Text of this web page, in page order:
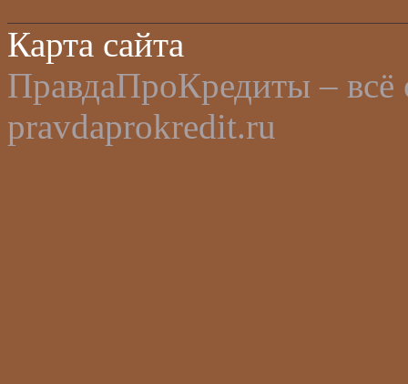
Карта сайта
ПравдаПроКредиты –
pravdaprokredit.ru